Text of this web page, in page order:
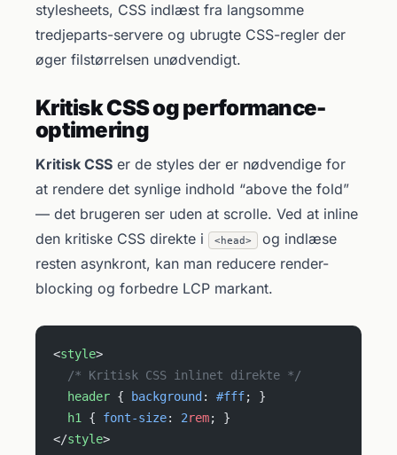
stylesheets, CSS indlæst fra langsomme
tredjeparts-servere og ubrugte CSS-regler der
øger filstørrelsen unødvendigt.
Kritisk CSS og performance-
optimering
Kritisk CSS er de styles der er nødvendige for
at rendere det synlige indhold “above the fold”
— det brugeren ser uden at scrolle. Ved at inline
den kritiske CSS direkte i
<head>
og indlæse
resten asynkront, kan man reducere render-
blocking og forbedre LCP markant.
<style>
  /* Kritisk CSS inlinet direkte */
  header
{ background : #fff; }
  h1
{ font-size: 2rem; }
</style>